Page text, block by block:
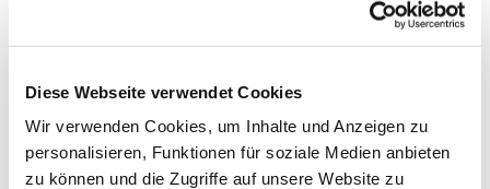
Diese Webseite verwendet Cookies
Wir verwenden Cookies, um Inhalte und Anzeigen zu
personalisieren, Funktionen für soziale Medien anbieten
zu können und die Zugriffe auf unsere Website zu
Dies könnte Sie auch
interessieren